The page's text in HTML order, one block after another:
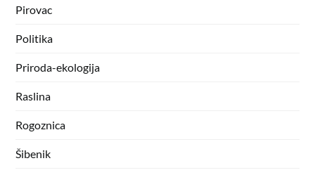
Pirovac
Politika
Priroda-ekologija
Raslina
Rogoznica
Šibenik